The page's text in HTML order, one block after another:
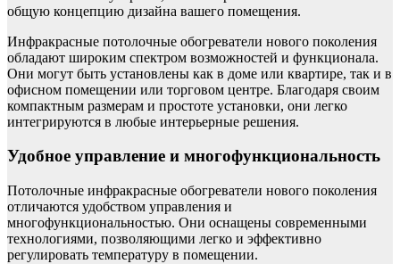
общую концепцию дизайна вашего помещения.
Инфракрасные потолочные обогреватели нового поколения
обладают широким спектром возможностей и функционала.
Они могут быть установлены как в доме или квартире, так и в
офисном помещении или торговом центре. Благодаря своим
компактным размерам и простоте установки, они легко
интегрируются в любые интерьерные решения.
Удобное управление и многофункциональность
Потолочные инфракрасные обогреватели нового поколения
отличаются удобством управления и
многофункциональностью. Они оснащены современными
технологиями, позволяющими легко и эффективно
регулировать температуру в помещении.